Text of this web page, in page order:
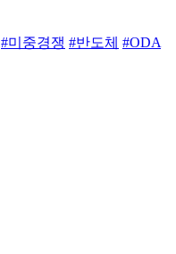
#미중경쟁 #반도체 #ODA